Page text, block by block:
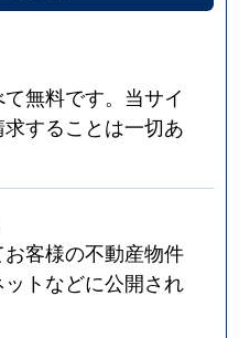
無料です。当サイ
することは一切あ
客様の不動産物件
トなどに公開され